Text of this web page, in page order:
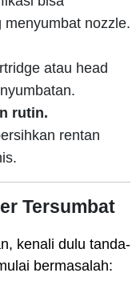
nozzle.
atau head
rutin.
rentan
Tersumbat
kenali dulu tanda-
bermasalah: